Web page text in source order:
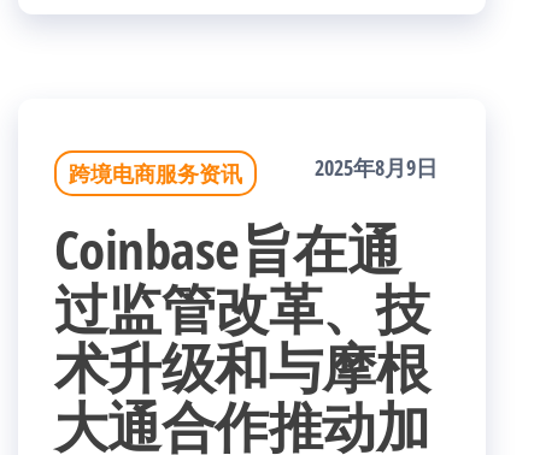
跨境电商服务资讯 2025年8月9日
Coinbase旨在通
过监管改革、技
术升级和与摩根
大通合作推动加